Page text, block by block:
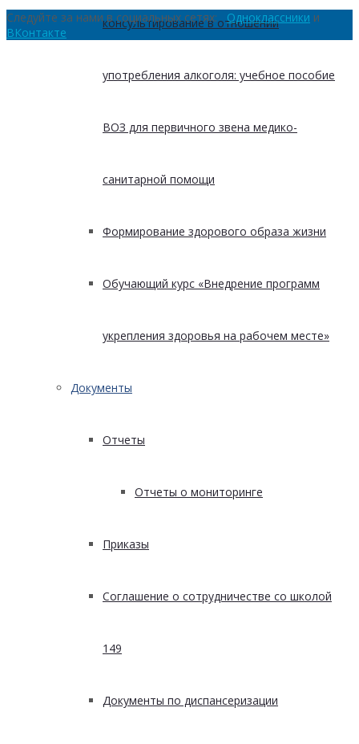
консультирование в отношении
употребления алкоголя: учебное пособие
ВОЗ для первичного звена медико-
санитарной помощи
Формирование здорового образа жизни
Обучающий курс «Внедрение программ
укрепления здоровья на рабочем месте»
Документы
Отчеты
Отчеты о мониторинге
Приказы
Соглашение о сотрудничестве со школой
149
Документы по диспансеризации
Следуйте за нами в социальных сетях:Одноклассники и
ВКонтакте